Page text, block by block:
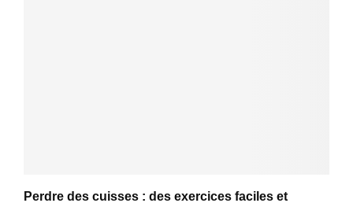
Perdre des cuisses : des exercices faciles et